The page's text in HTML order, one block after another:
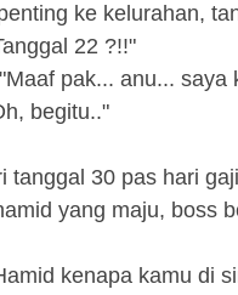
ke kelurahan,
22 ?!!"
pak... anu...
begitu.."
tanggal 30 pas hari
yang maju, boss
kenapa kamu di